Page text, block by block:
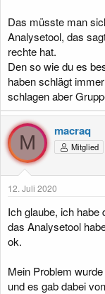
Das müsste man
Analysetool, das
rechte hat.
Den so wie du es
haben schlägt
schlagen aber
M
macraq
Mitglied
12. Juli 2020
Ich glaube, ich habe
das Analysetool
ok.
Mein Problem
und es gab dabei